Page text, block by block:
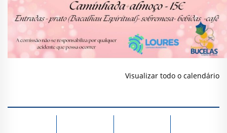
Visualizar todo o calendário